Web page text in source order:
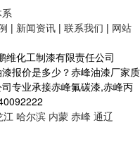
| 新闻资讯 | 联系我们 | 网站
维化工制漆有限责任公司
报价是多少？赤峰油漆厂家质
专业承接赤峰氟碳漆,赤峰丙
江 哈尔滨 内蒙 赤峰 通辽